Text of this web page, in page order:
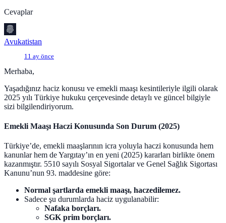
Cevaplar
Avukatistan
11 ay önce
Merhaba,
Yaşadığınız haciz konusu ve emekli maaşı kesintileriyle ilgili olarak
2025 yılı Türkiye hukuku çerçevesinde detaylı ve güncel bilgiyle
sizi bilgilendiriyorum.
Emekli Maaşı Haczi Konusunda Son Durum (2025)
Türkiye’de, emekli maaşlarının icra yoluyla haczi konusunda hem
kanunlar hem de Yargıtay’ın en yeni (2025) kararları birlikte önem
kazanmıştır. 5510 sayılı Sosyal Sigortalar ve Genel Sağlık Sigortası
Kanunu’nun 93. maddesine göre:
Normal şartlarda emekli maaşı, haczedilemez.
Sadece şu durumlarda haciz uygulanabilir:
Nafaka borçları.
SGK prim borçları.